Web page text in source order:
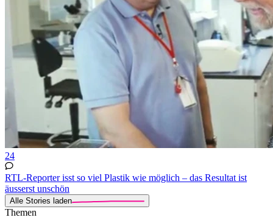
24
RTL-Reporter isst so viel Plastik wie möglich – das Resultat ist
äusserst unschön
Alle Stories laden
Themen